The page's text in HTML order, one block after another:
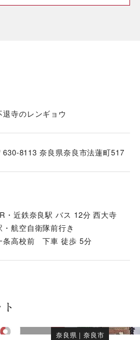
退寺のレンギョウ
630-8113 奈良県奈良市法蓮町517
・近鉄奈良駅 バス 12分 西大寺
・航空自衛隊前行き
条高校前 下車 徒歩 5分
奈良県 ｜奈良市